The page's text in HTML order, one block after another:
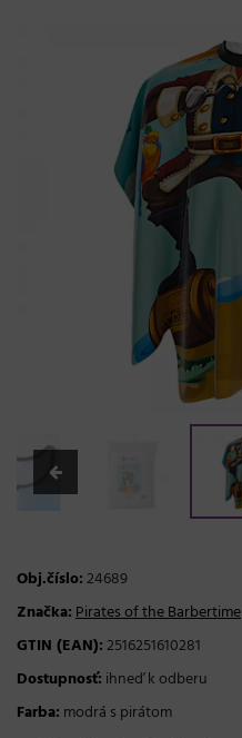
Obj.číslo:24689
Značka:Pirates of the Barbertime
GTIN (EAN):2516251610281
Dostupnosť: ihneď k odberu
Farba: modrá s pirátom